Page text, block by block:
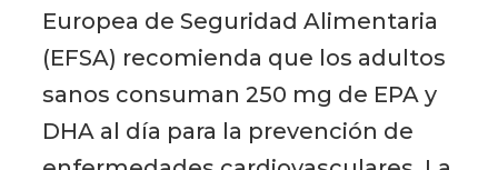
Europea de Seguridad Alimentaria
(EFSA) recomienda que los adultos
sanos consuman 250 mg de EPA y
DHA al día para la prevención de